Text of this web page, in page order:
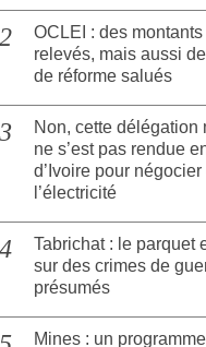
OCLEI : des
relevés, mais aussi
de réforme salués
Non, cette délégation
ne s’est pas rendue
d’Ivoire pour négocier
l’électricité
Tabrichat : le parquet
sur des crimes de
présumés
Mines : un programme